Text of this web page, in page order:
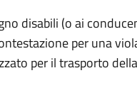
disabili (o ai
per una
per il trasporto